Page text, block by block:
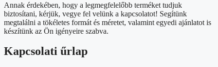
Annak érdekében, hogy a legmegfelelőbb terméket tudjuk
biztosítani, kérjük, vegye fel velünk a kapcsolatot! Segítünk
megtalálni a tökéletes formát és méretet, valamint egyedi ajánlatot is
készítünk az Ön igényeire szabva.
Kapcsolati űrlap